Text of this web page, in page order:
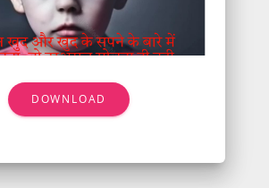
DOWNLOAD